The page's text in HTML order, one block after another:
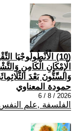
(10) الْأَنْطُولُوجْيَا
الْإِمْكَانِ الْكَامِنِ
وَالسِّتُّونَ بَعْدَ
حمودة المعناوي
2026 / 8 / 6
الفلسفة ,علم